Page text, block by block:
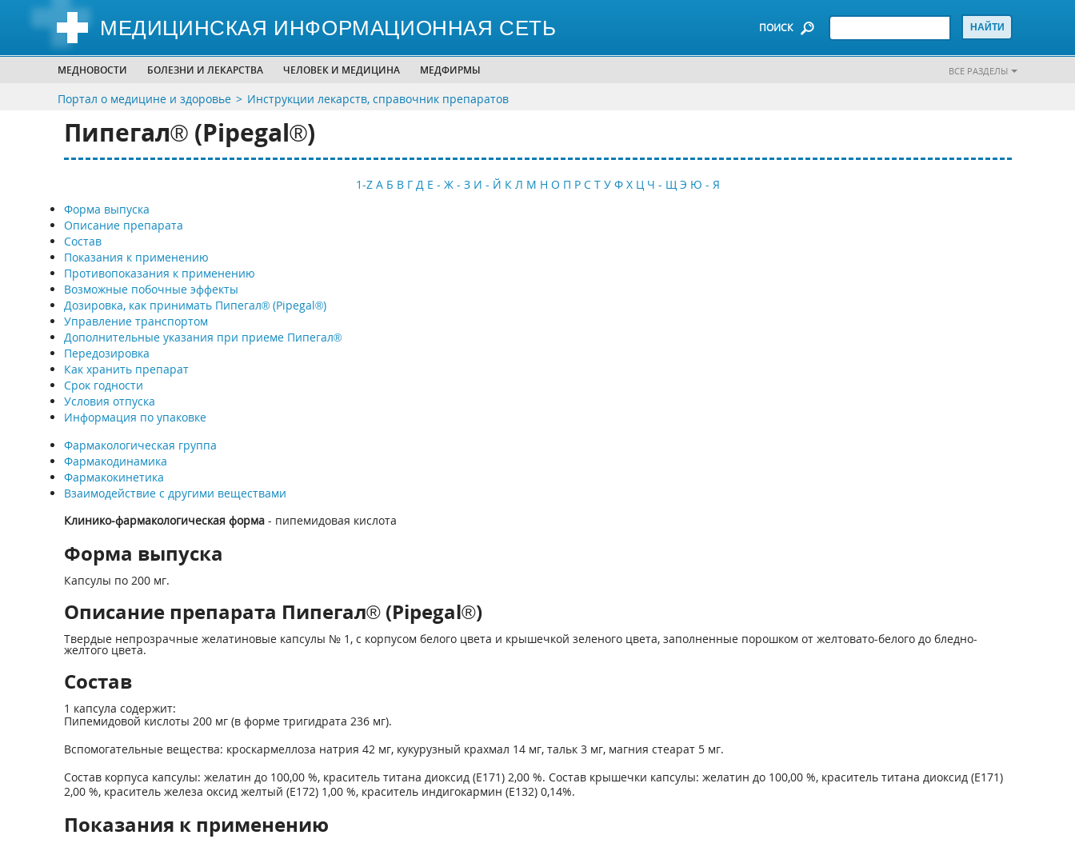
МЕДИЦИНСКАЯ ИНФОРМАЦИОННАЯ СЕТЬ ПОИСК
МЕДНОВОСТИ БОЛЕЗНИ И ЛЕКАРСТВА ЧЕЛОВЕК И МЕДИЦИНА МЕДФИРМЫ ВСЕ РАЗДЕЛЫ
Портал о медицине и здоровье Инструкции лекарств, справочник препаратов
Пипегал® (Pipegal®)
1-Z А Б В Г Д Е - Ж - З И - Й К Л М Н О П Р С Т У Ф Х Ц Ч - Щ Э Ю - Я
Форма выпуска
Описание препарата
Состав
Показания к применению
Противопоказания к применению
Возможные побочные эффекты
Дозировка, как принимать Пипегал® (Pipegal®)
Управление транспортом
Дополнительные указания при приеме Пипегал®
Передозировка
Как хранить препарат
Срок годности
Условия отпуска
Информация по упаковке
Фармакологическая группа
Фармакодинамика
Фармакокинетика
Взаимодействие с другими веществами
Клинико-фармакологическая форма- пипемидовая кислота
Форма выпуска
Капсулы по 200 мг.
Описание препарата Пипегал® (Pipegal®)
Твердые непрозрачные желатиновые капсулы № 1, с корпусом белого цвета и крышечкой зеленого цвета, заполненные порошком от желтовато-белого до бледно-
желтого цвета.
Состав
1 капсула содержит:
Пипемидовой кислоты 200 мг (в форме тригидрата 236 мг).
Вспомогательные вещества: кроскармеллоза натрия 42 мг, кукурузный крахмал 14 мг, тальк 3 мг, магния стеарат 5 мг.
Состав корпуса капсулы: желатин до 100,00 %, краситель титана диоксид (Е171) 2,00 %. Состав крышечки капсулы: желатин до 100,00 %, краситель титана диоксид (Е171)
2,00 %, краситель железа оксид желтый (Е172) 1,00 %, краситель индигокармин (Е132) 0,14%.
Показания к применению